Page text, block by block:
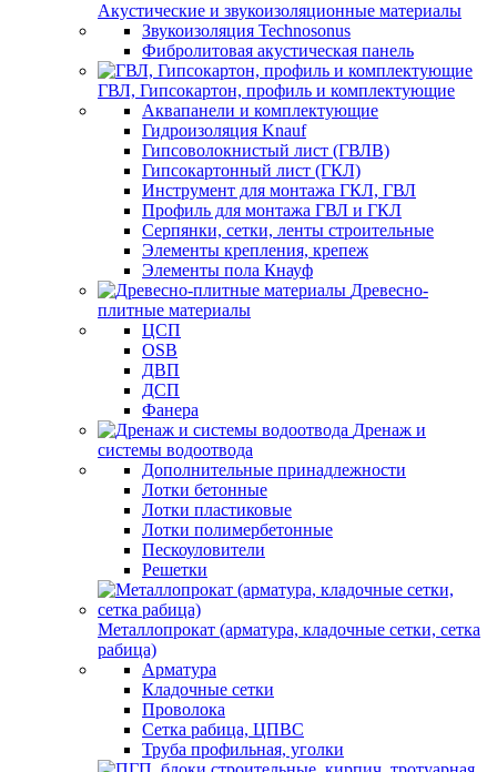
Акустические и звукоизоляционные материалы
Звукоизоляция Technosonus
Фибролитовая акустическая панель
ГВЛ, Гипсокартон, профиль и комплектующие
Аквапанели и комплектующие
Гидроизоляция Knauf
Гипсоволокнистый лист (ГВЛВ)
Гипсокартонный лист (ГКЛ)
Инструмент для монтажа ГКЛ, ГВЛ
Профиль для монтажа ГВЛ и ГКЛ
Серпянки, сетки, ленты строительные
Элементы крепления, крепеж
Элементы пола Кнауф
Древесно-
плитные материалы
ЦСП
OSB
ДВП
ДСП
Фанера
Дренаж и
системы водоотвода
Дополнительные принадлежности
Лотки бетонные
Лотки пластиковые
Лотки полимербетонные
Пескоуловители
Решетки
Металлопрокат (арматура, кладочные сетки, сетка
рабица)
Арматура
Кладочные сетки
Проволока
Сетка рабица, ЦПВС
Труба профильная, уголки